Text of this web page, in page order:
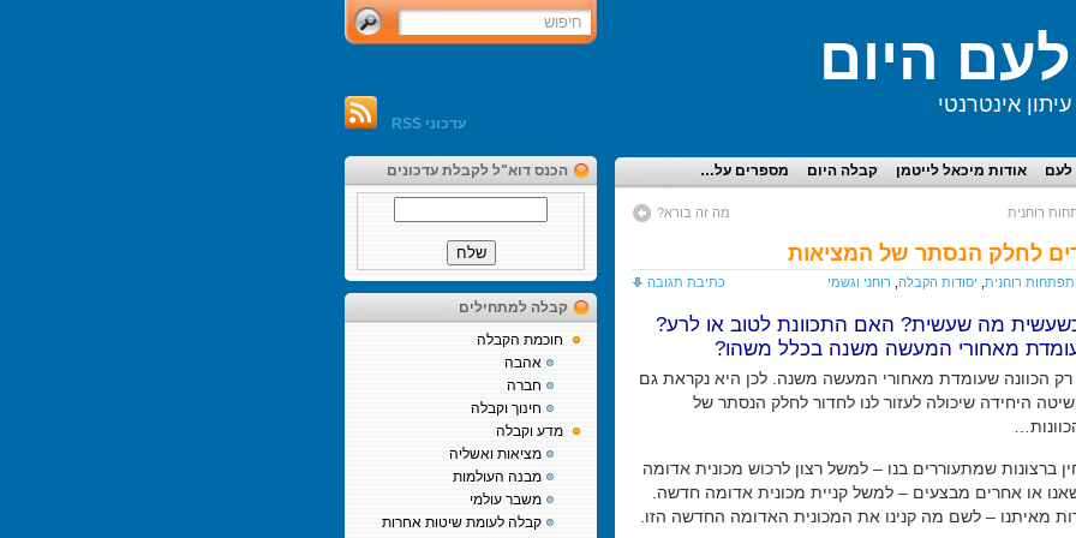
היום
אינטרנטי
עדכוני RSS
לעם אודות מיכאל לייטמן קבלה היום מספרים על…
רוחנית מה זה בורא?
לחלק הנסתר של המציאות
רוחנית יסודות הקבלה רוחני וגשמי כתיבת תגובה
מה שעשית? האם התכוונת לטוב או לרע?
מאחורי המעשה משנה בכלל משהו?
רק הכוונה שעומדת מאחורי המעשה משנה. לכן היא נקראת גם
היחידה שיכולה לעזור לנו לחדור לחלק הנסתר של
ברצונות שמתעוררים בנו – למשל רצון לרכוש מכונית אדומה
או אחרים מבצעים – למשל קניית מכונית אדומה חדשה.
מאיתנו – לשם מה קנינו את המכונית האדומה החדשה הזו.
הכנס דוא"ל לקבלת עדכונים
קבלה למתחילים
חוכמת הקבלה
אהבה
חברה
חינוך וקבלה
מדע וקבלה
מציאות ואשליה
מבנה העולמות
משבר עולמי
קבלה לעומת שיטות אחרות